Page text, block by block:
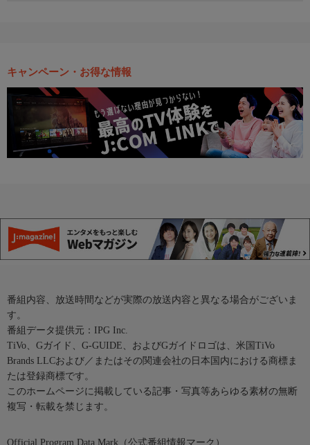
キャンペーン・お得な情報
番組内容、放送時間などが実際の放送内容と異なる場合がございま
す。
番組データ提供元：IPG Inc.
TiVo、Gガイド、G-GUIDE、およびGガイドロゴは、米国TiVo
Brands LLCおよび／またはその関連会社の日本国内における商標ま
たは登録商標です。
このホームページに掲載している記事・写真等あらゆる素材の無断
複写・転載を禁じます。
Official Program Data Mark（公式番組情報マーク）